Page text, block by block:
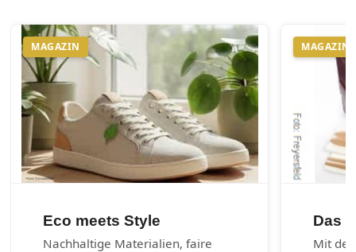
MAGAZIN
Eco meets Style
Nachhaltige Materialien, faire
MAGAZIN
Das
Mit